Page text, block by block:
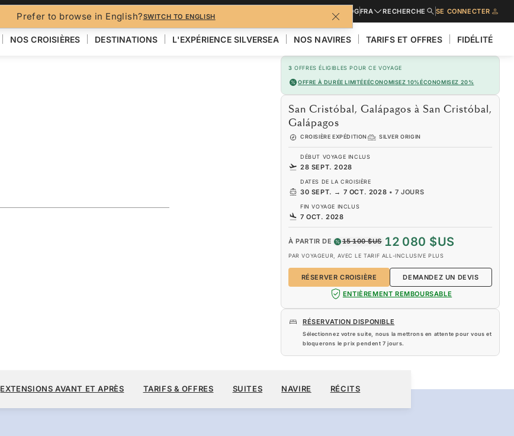
Prefer to browse in English?SWITCH TO ENGLISH
BLOGFRA RECHERCHE SE CONNECTER
NOS CROISIÈRES DESTINATIONS L'EXPÉRIENCE SILVERSEA NOS NAVIRES TARIFS ET OFFRES FIDÉLITÉ
3 OFFRES ÉLIGIBLES POUR CE VOYAGE
OFFRE À DURÉE LIMITÉEÉCONOMISEZ 10%ÉCONOMISEZ 20%
San Cristóbal, Galápagos à San Cristóbal,
Galápagos
CROISIÈRE EXPÉDITION SILVER ORIGIN
DÉBUT VOYAGE INCLUS
28 SEPT. 2028
DATES DE LA CROISIÈRE
30 SEPT. → 7 OCT. 2028 •7 JOURS
FIN VOYAGE INCLUS
7 OCT. 2028
À PARTIR DE 15 100 $US 12 080 $US
PAR VOYAGEUR, AVEC LE TARIF ALL-INCLUSIVE PLUS
RÉSERVER CROISIÈRE
DEMANDEZ UN DEVIS
ENTIÈREMENT REMBOURSABLE
RÉSERVATION DISPONIBLE
Sélectionnez votre suite, nous la mettrons en attente pour vous et
bloquerons le prix pendent7 jours.
7 JOURS
12 080 $US RÉSERVER CROISIÈRE DEMANDEZ UN DEVIS
EXTENSIONS AVANT ET APRÈS TARIFS & OFFRES SUITES NAVIRE RÉCITS